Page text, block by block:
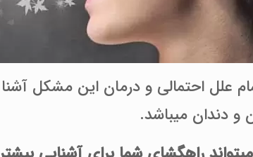
دندان میباشد.